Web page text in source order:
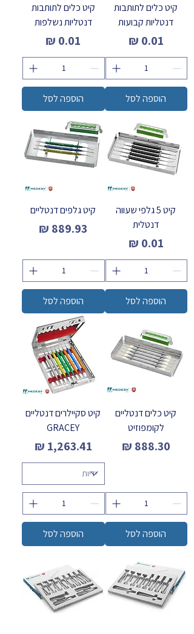
קיט כלים לתותבות
דנטליות קבועות
מחיר
הוספה לסל
קיט כלים לתותבות
דנטליות נשלפות
מחיר
הוספה לסל
קיט 5 גלפי שעווה
דנטלית
מחיר
הוספה לסל
קיט גלפים דנטליים
מחיר
הוספה לסל
קיט כלים דנטליים
לקומפוזיט
מחיר
הוספה לסל
קיט סקיילרים דנטליים
GRACEY
מחיר
הוספה לסל